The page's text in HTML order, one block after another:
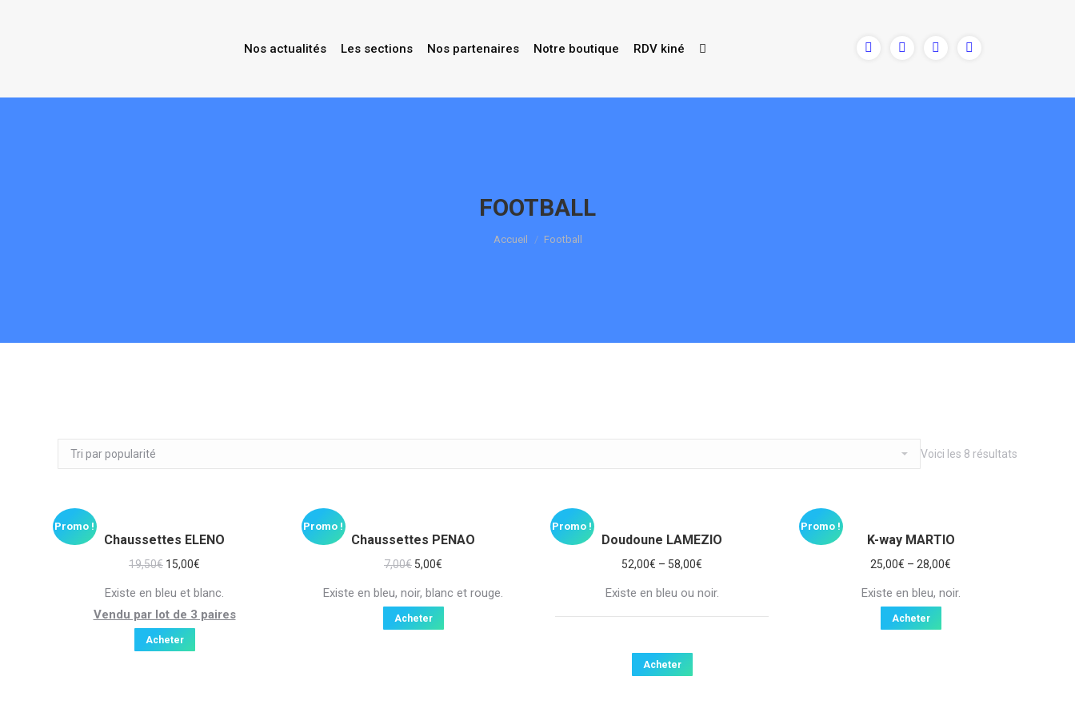
Nos actualités Les sections Nos partenaires Notre boutique RDV kiné
FOOTBALL
Accueil Football
Voici les 8 résultats
Promo !
Chaussettes ELENO
19,50€ 15,00€
Existe en bleu et blanc.
Vendu par lot de 3 paires
Acheter
Promo !
Chaussettes PENAO
7,00€ 5,00€
Existe en bleu, noir, blanc et rouge.
Acheter
Promo !
Doudoune LAMEZIO
52,00€ – 58,00€
Existe en bleu ou noir.
Acheter
Promo !
K-way MARTIO
25,00€ – 28,00€
Existe en bleu, noir.
Acheter